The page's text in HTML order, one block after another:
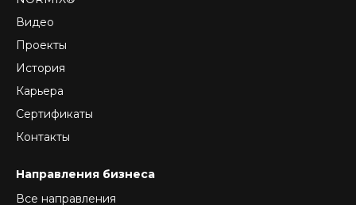
Видео
Проекты
История
Карьера
Сертификаты
Контакты
Направления бизнеса
Все направления